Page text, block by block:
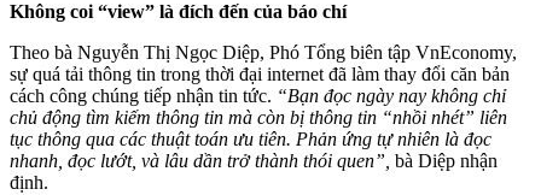
Không coi “view” là đích đến của báo chí
Theo bà Nguyễn Thị Ngọc Diệp, Phó Tổng biên tập VnEconomy,
sự quá tải thông tin trong thời đại internet đã làm thay đổi căn bản
cách công chúng tiếp nhận tin tức. “Bạn đọc ngày nay không chỉ
chủ động tìm kiếm thông tin mà còn bị thông tin “nhồi nhét” liên
tục thông qua các thuật toán ưu tiên. Phản ứng tự nhiên là đọc
nhanh, đọc lướt, và lâu dần trở thành thói quen”, bà Diệp nhận
định.